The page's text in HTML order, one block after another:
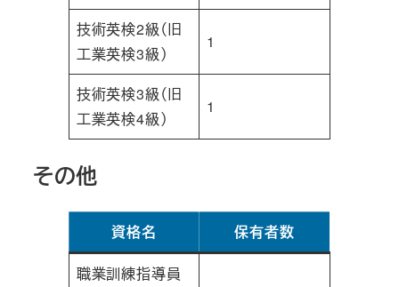
技術英検2級（旧
工業英検3級）
1
技術英検3級（旧
工業英検4級）
1
その他
資格名 保有者数
職業訓練指導員